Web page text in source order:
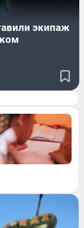
экипаж